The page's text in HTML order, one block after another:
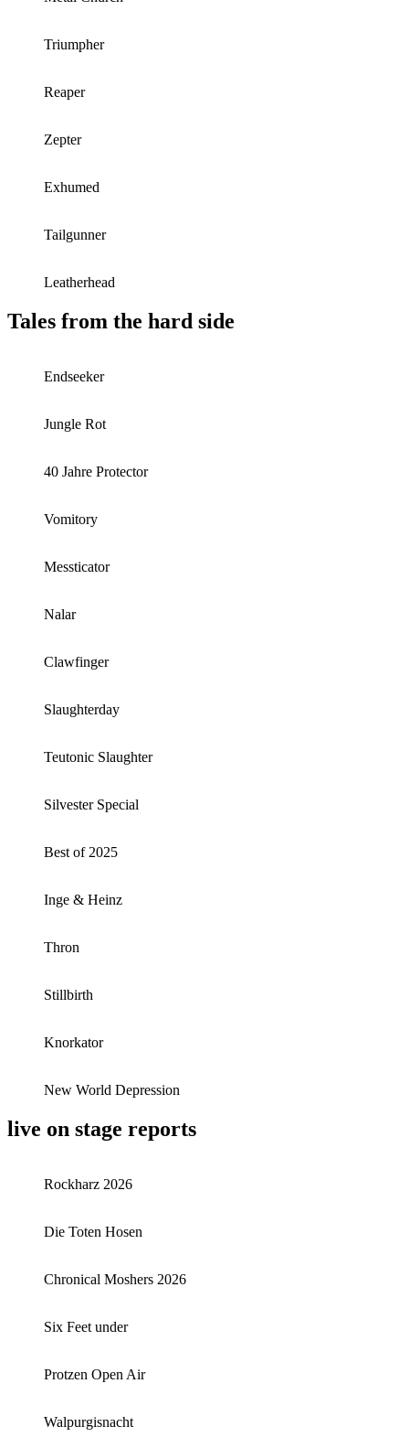
Triumpher
Reaper
Zepter
Exhumed
Tailgunner
Leatherhead
Tales from the hard side
Endseeker
Jungle Rot
40 Jahre Protector
Vomitory
Messticator
Nalar
Clawfinger
Slaughterday
Teutonic Slaughter
Silvester Special
Best of 2025
Inge & Heinz
Thron
Stillbirth
Knorkator
New World Depression
live on stage reports
Rockharz 2026
Die Toten Hosen
Chronical Moshers 2026
Six Feet under
Protzen Open Air
Walpurgisnacht